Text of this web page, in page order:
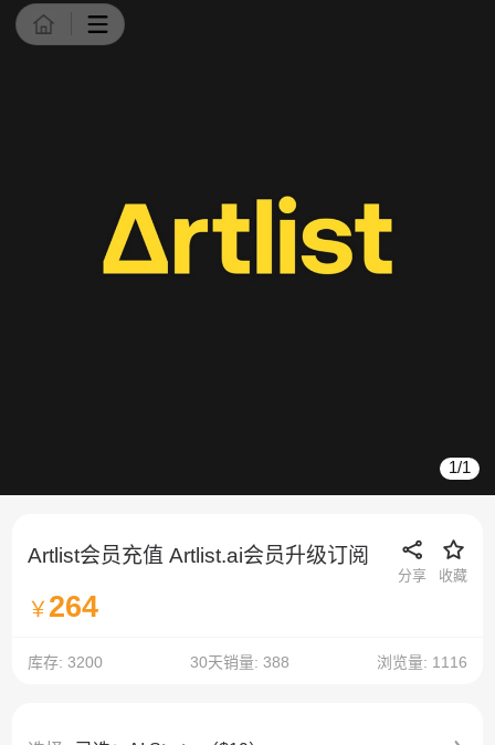
1/1
Artlist会员充值 Artlist.ai会员升级订阅
分享 收藏
￥ 264
库存: 3200 30天销量: 388 浏览量: 1116